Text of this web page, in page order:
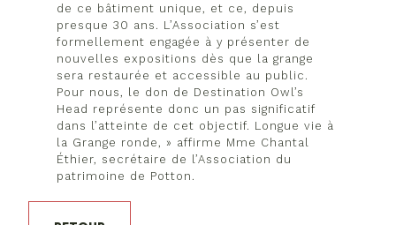
de ce bâtiment unique, et ce, depuis
presque 30 ans. L’Association s’est
formellement engagée à y présenter de
nouvelles expositions dès que la grange
sera restaurée et accessible au public.
Pour nous, le don de Destination Owl’s
Head représente donc un pas significatif
dans l’atteinte de cet objectif. Longue vie à
la Grange ronde, » affirme Mme Chantal
Éthier, secrétaire de l’Association du
patrimoine de Potton.